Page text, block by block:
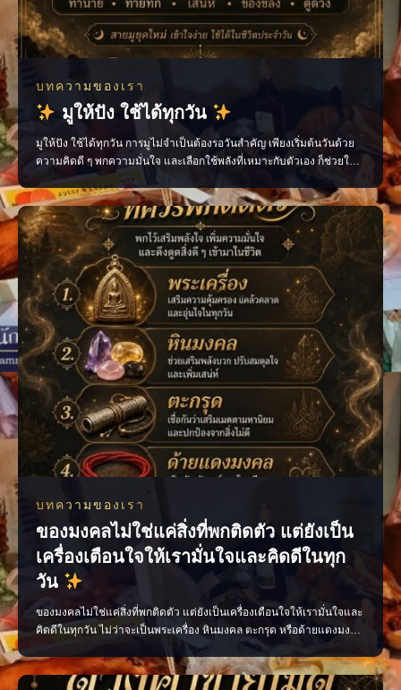
บทความของเรา
มูให้ปัง ใช้ได้ทุกวัน
มูให้ปัง ใช้ได้ทุกวัน การมูไม่จำเป็นต้องรอวันสำคัญ เพียงเริ่มต้นวันด้วย
ความคิดดี ๆ พกความมั่นใจ และเลือกใช้พลังที่เหมาะกับตัวเอง ก็ช่วยให้
ชีวิตประจำวันไหลลื่นขึ้นได้ ไม่ว่าจะเป็นเรื่องงาน การเงิน ความรัก หรือ
โอกาสใหม่ ๆ ทุกอย่างเริ่มต้นได้จาก “พลังใจ” ของเราเอง ติดตามเรื่องราว
สายมูแบบเข้าใจง่าย พร้อ
บทความของเรา
ของมงคลไม่ใช่แค่สิ่งที่พกติดตัว แต่ยังเป็น
เครื่องเตือนใจให้เรามั่นใจและคิดดีในทุก
วัน
ของมงคลไม่ใช่แค่สิ่งที่พกติดตัว แต่ยังเป็นเครื่องเตือนใจให้เรามั่นใจและ
คิดดีในทุกวัน ไม่ว่าจะเป็นพระเครื่อง หินมงคล ตะกรุด หรือด้ายแดงมงคล
เลือกสิ่งที่เหมาะกับตัวเอง พกด้วยความศรัทธา และตั้งใจทำสิ่งดี ๆ แล้ว
พลังใจดี ๆ จะค่อย ๆ ตามมา เพจ ไสยะ ทำนาย ทายทัก เสน่ห์ ของขลัง ดูด
วง #ของมงคล #ของมงคลพกติดตั